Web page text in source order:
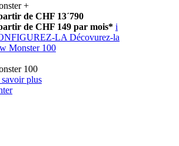
+
de CHF 13´790
de CHF 149 par mois* i
LA Décovurez-la
Monster 100
100
savoir plus